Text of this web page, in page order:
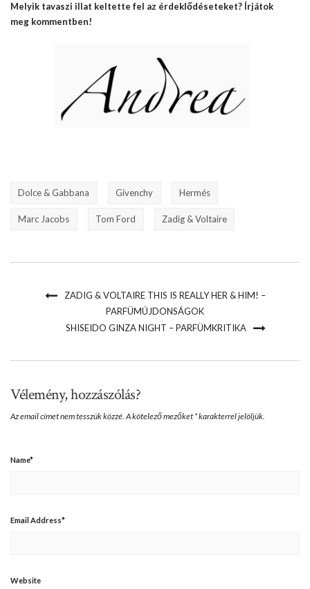
Melyik tavaszi illat keltette fel az érdeklődéseteket? Írjátok
meg kommentben!
Dolce & Gabbana Givenchy Hermés
Marc Jacobs Tom Ford Zadig & Voltaire
ZADIG & VOLTAIRE THIS IS REALLY HER & HIM! –
PARFÜMÚJDONSÁGOK
SHISEIDO GINZA NIGHT – PARFÜMKRITIKA
Vélemény, hozzászólás?
Az email címet nem tesszük közzé. A kötelező mezőket *karakterrel jelöljük.
Name*
Email Address*
Website